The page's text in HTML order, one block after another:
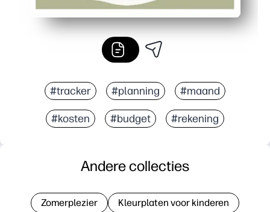
#tracker #planning #maand
#kosten #budget #rekening
Andere collecties
Zomerplezier Kleurplaten voor kinderen